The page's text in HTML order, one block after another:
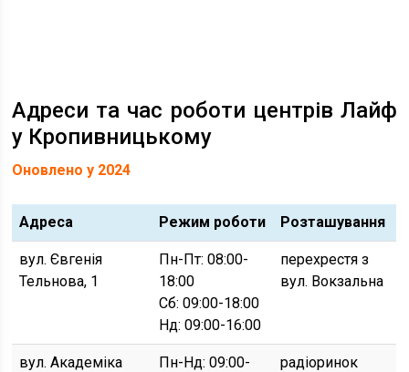
Адреси та час роботи центрів Лайф
у Кропивницькому
Оновлено у 2024
Адреса Режим роботи Розташування
вул. Євгенія
Тельнова, 1
Пн-Пт: 08:00-
18:00
Сб: 09:00-18:00
Нд: 09:00-16:00
перехрестя з
вул. Вокзальна
вул. Академіка
Пн-Нд: 09:00-
радіоринок